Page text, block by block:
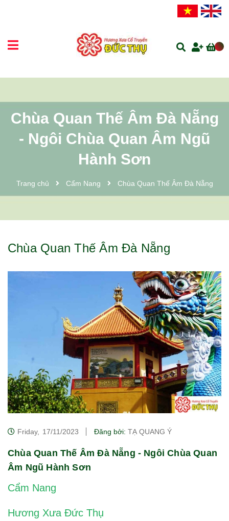
Chùa Quan Thế Âm Đà Nẵng
- Ngôi Chùa Quan Âm Ngũ
Hành Sơn
Trang chủ Cẩm Nang Chùa Quan Thế Âm Đà Nẵng
Chùa Quan Thế Âm Đà Nẵng
Friday, 17/11/2023 Đăng bởi: TẠ QUANG Ý
Chùa Quan Thế Âm Đà Nẵng - Ngôi Chùa Quan
Âm Ngũ Hành Sơn
Cẩm Nang
Hương Xưa Đức Thụ